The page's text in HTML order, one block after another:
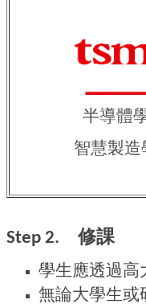
半導體
智慧製造
Step 2. 修課
學生應透過高
無論大學生或